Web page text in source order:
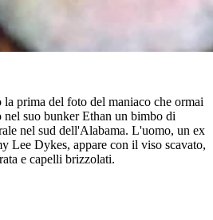
prima del foto del maniaco che ormai
suo bunker Ethan un bimbo di
nel sud dell'Alabama. L'uomo, un ex
Lee Dykes, appare con il viso scavato,
e capelli brizzolati.